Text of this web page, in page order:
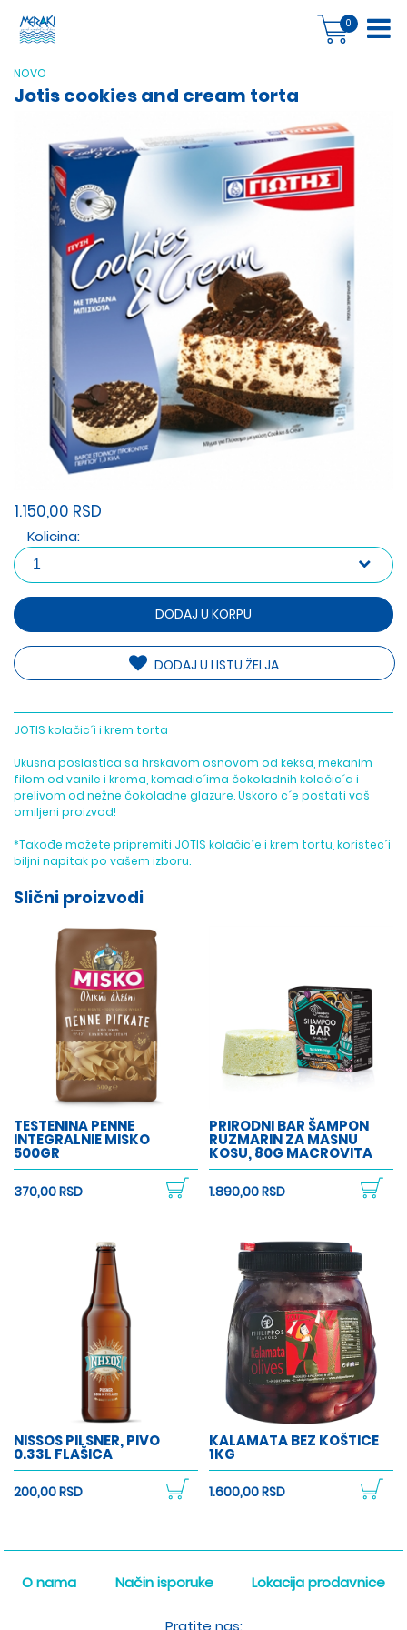
0
NOVO
Jotis cookies and cream torta
1.150,00 RSD
Kolicina:
DODAJ U KORPU
DODAJ U LISTU ŽELJA
JOTIS kolačic´i i krem torta
Ukusna poslastica sa hrskavom osnovom od keksa, mekanim
filom od vanile i krema, komadic´ima čokoladnih kolačic´a i
prelivom od nežne čokoladne glazure. Uskoro c´e postati vaš
omiljeni proizvod!
*Takođe možete pripremiti JOTIS kolačic´e i krem tortu, koristec´i
biljni napitak po vašem izboru.
Slični proizvodi
TESTENINA PENNE
INTEGRALNIE MISKO
500GR
370,00 RSD
PRIRODNI BAR ŠAMPON
RUZMARIN ZA MASNU
KOSU, 80G MACROVITA
1.890,00 RSD
NISSOS PILSNER, PIVO
0.33L FLAŠICA
200,00 RSD
KALAMATA BEZ KOŠTICE
1KG
1.600,00 RSD
O nama Način isporuke Lokacija prodavnice
Pratite nas: